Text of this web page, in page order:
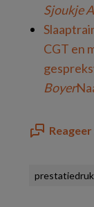
Sjoukje
CGT en
Boyer
prestatiedruk